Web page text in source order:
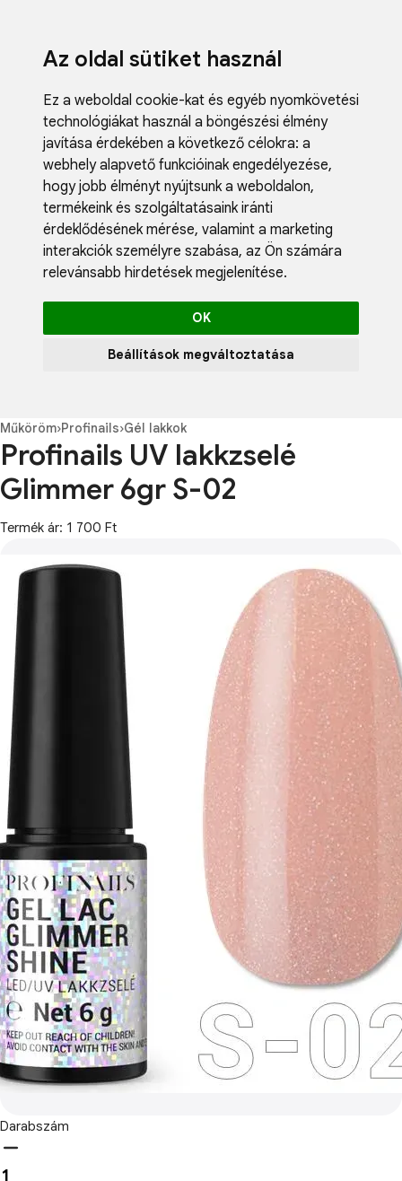
Az oldal sütiket használ
Ez a weboldal cookie-kat és egyéb nyomkövetési
technológiákat használ a böngészési élmény
javítása érdekében a következő célokra: a
webhely alapvető funkcióinak engedélyezése,
hogy jobb élményt nyújtsunk a weboldalon,
termékeink és szolgáltatásaink iránti
érdeklődésének mérése, valamint a marketing
interakciók személyre szabása, az Ön számára
relevánsabb hirdetések megjelenítése.
OK
Beállítások megváltoztatása
Blog
Műköröm›Profinails›Gél lakkok
Profinails UV lakkzselé
Glimmer 6gr S-02
Termék ár: 1 700 Ft
Darabszám